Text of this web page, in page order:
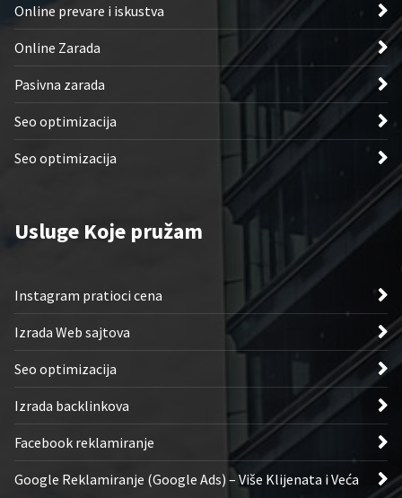
Online prevare i iskustva
Online Zarada
Pasivna zarada
Seo optimizacija
Seo optimizacija
Usluge Koje pružam
Instagram pratioci cena
Izrada Web sajtova
Seo optimizacija
Izrada backlinkova
Facebook reklamiranje
Google Reklamiranje (Google Ads) – Više Klijenata i Veća